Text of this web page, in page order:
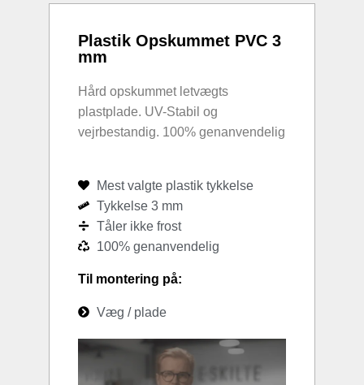
Plastik Opskummet PVC 3
mm
Hård opskummet letvægts
plastplade. UV-Stabil og
vejrbestandig. 100% genanvendelig
Mest valgte plastik tykkelse
Tykkelse 3 mm
Tåler ikke frost
100% genanvendelig
Til montering på:
Væg / plade